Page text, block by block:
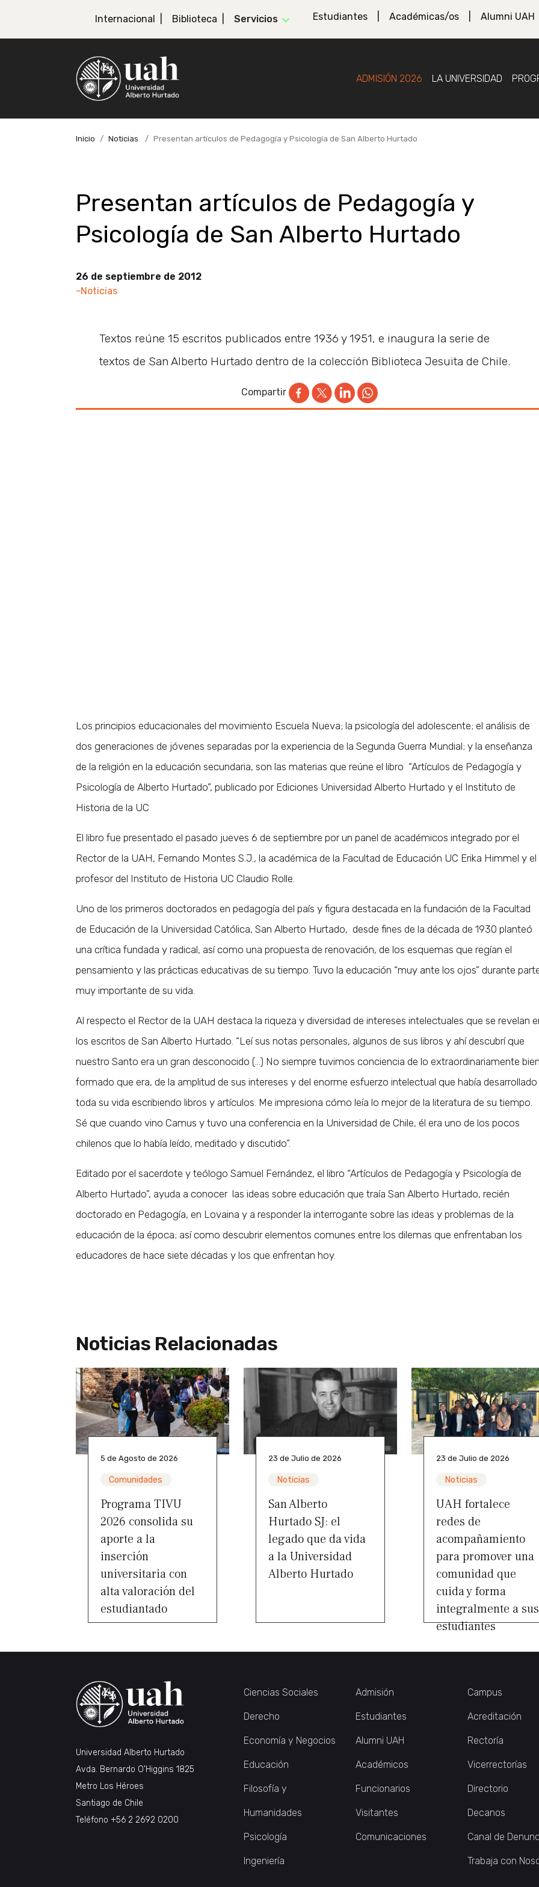
Internacional Biblioteca Servicios Estudiantes Académicas/os Alumni UAH
ADMISIÓN 2026 LA UNIVERSIDAD
Inicio Noticias Presentan artículos de Pedagogía y Psicología de San Alberto Hurtado
Presentan artículos de Pedagogía y
Psicología de San Alberto Hurtado
26 de septiembre de 2012
-Noticias
Textos reúne 15 escritos publicados entre 1936 y 1951, e inaugura la serie de
textos de San Alberto Hurtado dentro de la colección Biblioteca Jesuita de Chile.
Compartir
Los principios educacionales del movimiento Escuela Nueva; la psicología del adolescente; el análisis de
dos generaciones de jóvenes separadas por la experiencia de la Segunda Guerra Mundial; y la enseñanza
de la religión en la educación secundaria, son las materias que reúne el libro “Artículos de Pedagogía y
Psicología de Alberto Hurtado”, publicado por Ediciones Universidad Alberto Hurtado y el Instituto de
Historia de la UC
El libro fue presentado el pasado jueves 6 de septiembre por un panel de académicos integrado por el
Rector de la UAH, Fernando Montes S.J., la académica de la Facultad de Educación UC Erika Himmel y el
profesor del Instituto de Historia UC Claudio Rolle.
Uno de los primeros doctorados en pedagogía del país y figura destacada en la fundación de la Facultad
de Educación de la Universidad Católica, San Alberto Hurtado, desde fines de la década de 1930 planteó
una crítica fundada y radical, así como una propuesta de renovación, de los esquemas que regían el
pensamiento y las prácticas educativas de su tiempo. Tuvo la educación “muy ante los ojos” durante
muy importante de su vida.
Al respecto el Rector de la UAH destaca la riqueza y diversidad de intereses intelectuales que se revelan
los escritos de San Alberto Hurtado. “Leí sus notas personales, algunos de sus libros y ahí descubrí que
nuestro Santo era un gran desconocido (…) No siempre tuvimos conciencia de lo extraordinariamente bien
formado que era, de la amplitud de sus intereses y del enorme esfuerzo intelectual que había desarrollado
toda su vida escribiendo libros y artículos. Me impresiona cómo leía lo mejor de la literatura de su tiempo.
Sé que cuando vino Camus y tuvo una conferencia en la Universidad de Chile, él era uno de los pocos
chilenos que lo había leído, meditado y discutido”.
Editado por el sacerdote y teólogo Samuel Fernández, el libro “Artículos de Pedagogía y Psicología de
Alberto Hurtado”, ayuda a conocer las ideas sobre educación que traía San Alberto Hurtado, recién
doctorado en Pedagogía, en Lovaina y a responder la interrogante sobre las ideas y problemas de la
educación de la época; así como descubrir elementos comunes entre los dilemas que enfrentaban los
educadores de hace siete décadas y los que enfrentan hoy.
Noticias Relacionadas
5 de Agosto de 2026
Comunidades
Programa TIVU
2026 consolida su
aporte a la
inserción
universitaria con
alta valoración del
estudiantado
23 de Julio de 2026
Noticias
San Alberto
Hurtado SJ: el
legado que da vida
a la Universidad
Alberto Hurtado
23 de Julio de 2026
Noticias
UAH fortalece
redes de
acompañamiento
para promover una
comunidad que
cuida y forma
integralmente a sus
estudiantes
Universidad Alberto Hurtado
Avda. Bernardo O’Higgins 1825
Metro Los Héroes
Santiago de Chile
Teléfono +56 2 2692 0200
Ciencias Sociales
Derecho
Economía y Negocios
Educación
Filosofía y
Humanidades
Psicología
Ingeniería
Admisión
Estudiantes
Alumni UAH
Académicos
Funcionarios
Visitantes
Comunicaciones
Campus
Acreditación
Rectoría
Vicerrectorías
Directorio
Decanos
Canal de
Trabaja con